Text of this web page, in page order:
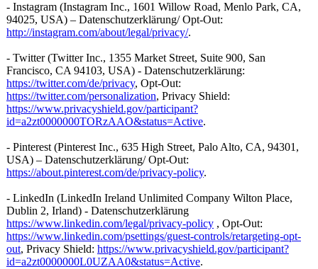
- Instagram (Instagram Inc., 1601 Willow Road, Menlo Park, CA,
94025, USA) – Datenschutzerklärung/ Opt-Out:
http://instagram.com/about/legal/privacy/.
- Twitter (Twitter Inc., 1355 Market Street, Suite 900, San
Francisco, CA 94103, USA) - Datenschutzerklärung:
https://twitter.com/de/privacy, Opt-Out:
https://twitter.com/personalization, Privacy Shield:
https://www.privacyshield.gov/participant?
id=a2zt0000000TORzAAO&status=Active.
- Pinterest (Pinterest Inc., 635 High Street, Palo Alto, CA, 94301,
USA) – Datenschutzerklärung/ Opt-Out:
https://about.pinterest.com/de/privacy-policy.
- LinkedIn (LinkedIn Ireland Unlimited Company Wilton Place,
Dublin 2, Irland) - Datenschutzerklärung
https://www.linkedin.com/legal/privacy-policy, Opt-Out:
https://www.linkedin.com/psettings/guest-controls/retargeting-opt-
out, Privacy Shield: https://www.privacyshield.gov/participant?
id=a2zt0000000L0UZAA0&status=Active.